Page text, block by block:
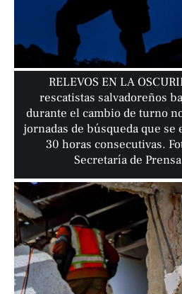
RELEVOS EN LA
rescatistas salvadoreños
durante el cambio de turno
jornadas de búsqueda que se
30 horas consecutivas.
Secretaría de